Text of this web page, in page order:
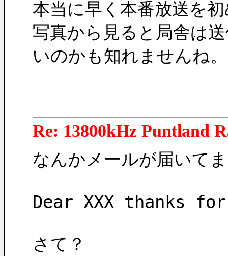
本当に早く本番放送を
写真から見ると局舎は
いのかも知れませんね。
Re: 13800kHz Puntland
なんかメールが届いて
Dear XXX thanks
さて？